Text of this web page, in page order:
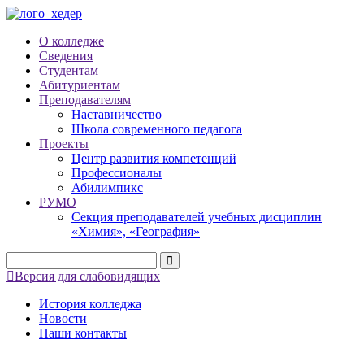
О колледже
Сведения
Студентам
Абитуриентам
Преподавателям
Наставничество
Школа современного педагога
Проекты
Центр развития компетенций
Профессионалы
Абилимпикс
РУМО
Секция преподавателей учебных дисциплин
«Химия», «География»
Версия для слабовидящих
История колледжа
Новости
Наши контакты